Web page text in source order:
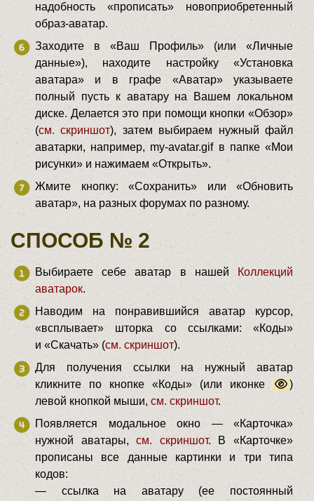
надобность «прописать» новоприобретенный
образ-аватар.
Заходите в «Ваш Профиль» (или «Личные
данные»), находите настройку «Установка
аватара» и в графе «Аватар» указываете
полный пусть к аватару на Вашем локальном
диске. Делается это при помощи кнопки «Обзор»
(см. скриншот), затем выбираем нужный файл
аватарки, например, my-avatar.gif в папке «Мои
рисунки» и нажимаем «Открыть».
Жмите кнопку: «Сохранить» или «Обновить
аватар», на разных форумах по разному.
СПОСОБ № 2
Выбираете себе аватар в нашей
Коллекций
аватарок.
Наводим на понравившийся аватар курсор,
«всплывает» шторка со ссылками: «Коды»
и «Скачать» (см. скриншот).
Для получения ссылки на нужный аватар
кликните по кнопке «Коды» (или иконке
)
левой кнопкой мыши, см. скриншот.
Появляется модальное окно — «Карточка»
нужной аватары,см. скриншот. В «Карточке»
прописаны все данные картинки и три типа
кодов:
— ссылка на аватару (ее постоянный